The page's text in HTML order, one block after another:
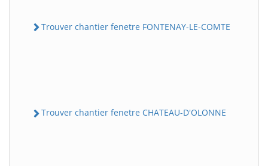
Trouver chantier fenetre FONTENAY-LE-COMTE
Trouver chantier fenetre CHATEAU-D'OLONNE